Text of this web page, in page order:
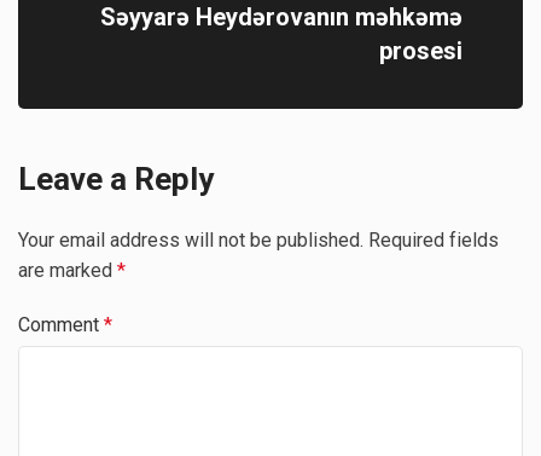
Səyyarə Heydərovanın məhkəmə
prosesi
Leave a Reply
Your email address will not be published. Required fields
are marked *
Comment *